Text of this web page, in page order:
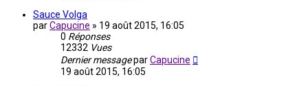
Sauce Volga
parCapucine » 19 août 2015, 16:05
0 Réponses
12332 Vues
Dernier messageparCapucine
19 août 2015, 16:05